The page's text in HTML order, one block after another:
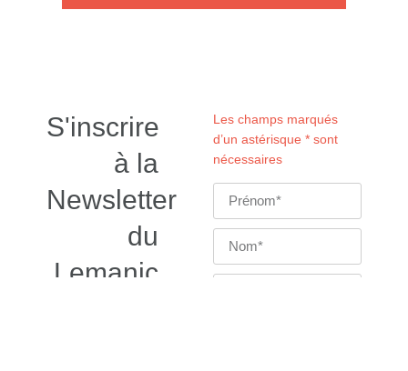
S'inscrire
à la
Newsletter
du
Lemanic
Les champs marqués
d’un astérisque * sont
nécessaires